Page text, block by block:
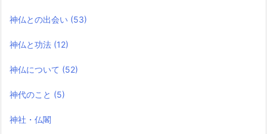
神仏との出会い (53)
神仏と功法 (12)
神仏について (52)
神代のこと (5)
神社・仏閣